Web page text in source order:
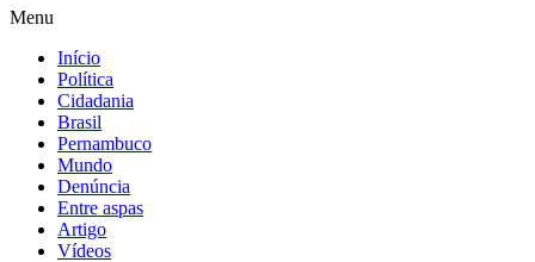
Menu
Início
Política
Cidadania
Brasil
Pernambuco
Mundo
Denúncia
Entre aspas
Artigo
Vídeos